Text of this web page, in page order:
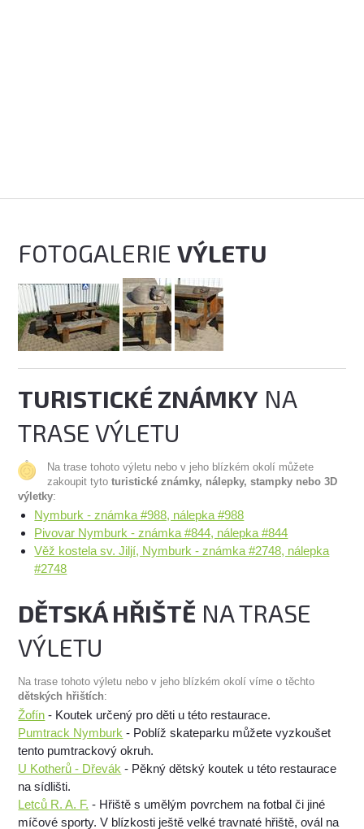
FOTOGALERIEVÝLETU
TURISTICKÉ ZNÁMKY NA
TRASE VÝLETU
Na trase tohoto výletu nebo v jeho blízkém okolí můžete
zakoupit tytoturistické známky, nálepky, stampky nebo 3D
výletky:
Nymburk - známka #988, nálepka #988
Pivovar Nymburk - známka #844, nálepka #844
Věž kostela sv. Jiljí, Nymburk - známka #2748, nálepka
#2748
DĚTSKÁ HŘIŠTĚ NA TRASE
VÝLETU
Na trase tohoto výletu nebo v jeho blízkém okolí víme o těchto
dětských hřištích:
Žofín - Koutek určený pro děti u této restaurace.
Pumtrack Nymburk - Poblíž skateparku můžete vyzkoušet
tento pumtrackový okruh.
U Kotherů - Dřevák - Pěkný dětský koutek u této restaurace
na sídlišti.
Letců R. A. F. - Hřiště s umělým povrchem na fotbal či jiné
míčové sporty. V blízkosti ještě velké travnaté hřiště, ovál na